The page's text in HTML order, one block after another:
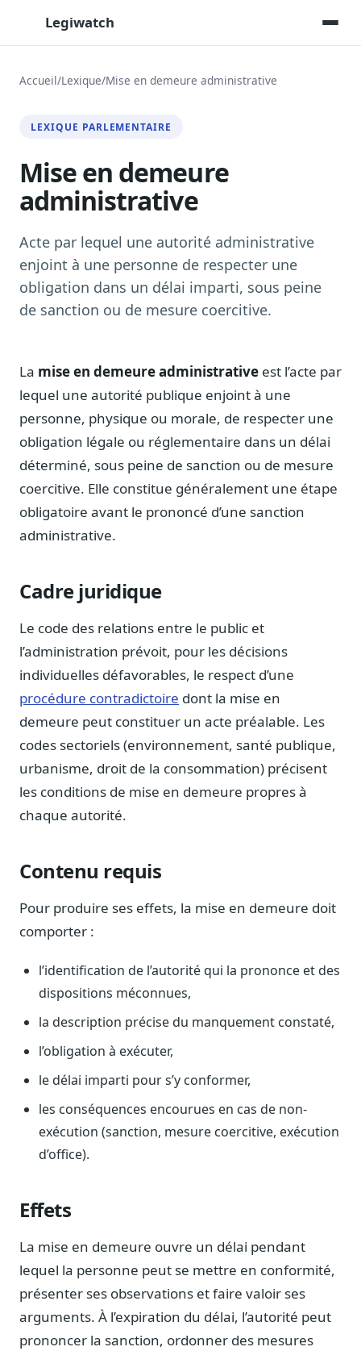
Legiwatch
Posez vos questions, réponses sourcées
Transcriptions IA
Toutes les séances AN/Sénat transcrites
Synthèses IA
Veille des matinales radio
9 interviews politiques, analysées avant 10 h
Alertes personnalisées
Notes, briefings, tableaux de bord
Fiches parlementaires
Parcours, mandats, prises de position
Registre HATVP
Cartographier l'influence sur un dossier
Affaires réglementaires
Fédérations & plaidoyer
ONG, syndicats, ordres, associations
Parlementaires
Préparez vos interventions et amendements
Veille en temps réel, embeds pour vos contenus
Données exhaustives pour vos travaux académiques
Cas d'usage concrets
Six cas pour gagner du temps
Conseil (Advisory)
17 guides sur le Parlement, la procédure, le plaidoyer
Blog & Podcast Hémicycle
Analyses, méthodes, coulisses
Lexique parlementaire
1027 termes expliqués
23 flux indexés
Nouveautés produit
Le changelog mensuel
Ils utilisent Legiwatch
Public Sénat, ONG, cabinets
Accueil/Lexique/Mise en demeure administrative
LEXIQUE PARLEMENTAIRE
Mise en demeure
administrative
Acte par lequel une autorité administrative
enjoint à une personne de respecter une
obligation dans un délai imparti, sous peine
de sanction ou de mesure coercitive.
La mise en demeure administrative est l’acte par
lequel une autorité publique enjoint à une
personne, physique ou morale, de respecter une
obligation légale ou réglementaire dans un délai
déterminé, sous peine de sanction ou de mesure
coercitive. Elle constitue généralement une étape
obligatoire avant le prononcé d’une sanction
administrative.
Cadre juridique
Le code des relations entre le public et
l’administration prévoit, pour les décisions
individuelles défavorables, le respect d’une
procédure contradictoire dont la mise en
demeure peut constituer un acte préalable. Les
codes sectoriels (environnement, santé publique,
urbanisme, droit de la consommation) précisent
les conditions de mise en demeure propres à
chaque autorité.
Contenu requis
Pour produire ses effets, la mise en demeure doit
comporter :
l’identification de l’autorité qui la prononce et des
dispositions méconnues,
la description précise du manquement constaté,
l’obligation à exécuter,
le délai imparti pour s’y conformer,
les conséquences encourues en cas de non-
exécution (sanction, mesure coercitive, exécution
d’office).
Effets
La mise en demeure ouvre un délai pendant
lequel la personne peut se mettre en conformité,
présenter ses observations et faire valoir ses
arguments. À l’expiration du délai, l’autorité peut
prononcer la sanction, ordonner des mesures